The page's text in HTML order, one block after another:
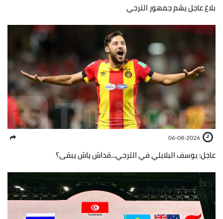
بلاغ عاجل يهّم جمهور الترجي
06-08-2026
عاجل: يوسف البلايلي في الترجي...قداش ياش يبقى؟